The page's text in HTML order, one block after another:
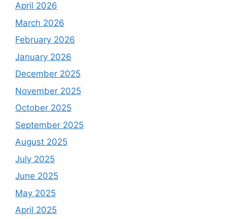
April 2026
March 2026
February 2026
January 2026
December 2025
November 2025
October 2025
September 2025
August 2025
July 2025
June 2025
May 2025
April 2025